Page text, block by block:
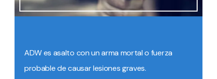
ADW es asalto con un arma mortal o fuerza
probable de causar lesiones graves.